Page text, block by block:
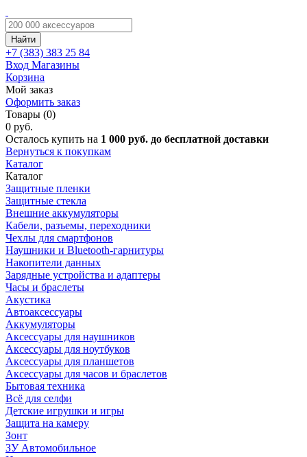
Найти
+7 (383) 383 25 84
Вход Магазины
Корзина
Мой заказ
Оформить заказ
Товары (0)
0 руб.
Осталось купить на 1 000 руб. до бесплатной доставки
Вернуться к покупкам
Каталог
Каталог
Защитные пленки
Защитные стекла
Внешние аккумуляторы
Кабели, разъемы, переходники
Чехлы для смартфонов
Наушники и Bluetooth-гарнитуры
Накопители данных
Зарядные устройства и адаптеры
Часы и браслеты
Акустика
Автоаксессуары
Аккумуляторы
Аксессуары для наушников
Аксессуары для ноутбуков
Аксессуары для планшетов
Аксессуары для часов и браслетов
Бытовая техника
Всё для селфи
Детские игрушки и игры
Защита на камеру
Зонт
ЗУ Автомобильное